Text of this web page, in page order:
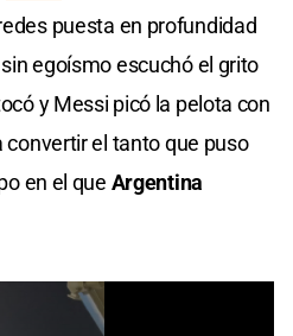
puesta en profundidad
egoísmo escuchó el grito
y Messi picó la pelota con
el tanto que puso
en el que Argentina